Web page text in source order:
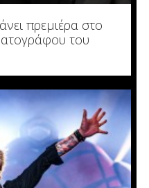
πρεμιέρα στο
του